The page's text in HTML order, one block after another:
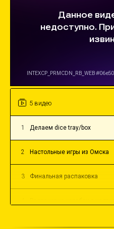
5 видео
1 Делаем dice tray/box
2 Настольные игры из Омска
3 Финальная распаковка